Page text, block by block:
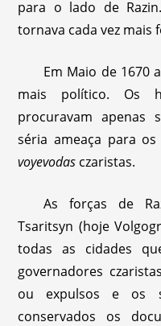
para o lado de
tornava cada vez mais
Em Maio de 1670
mais político. Os
procuravam apenas
séria ameaça para
voyevodas czaristas.
As forças de
Tsaritsyn (hoje
todas as cidades
governadores
ou expulsos e os
conservados os